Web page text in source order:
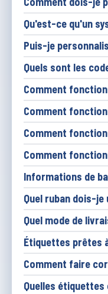
Qu'est-ce qu'un
Puis-je
Quels sont les
Comment
Comment
Comment
Comment
Informations de
Quel ruban dois-
Quel mode de
Étiquettes prêtes
Comment faire
Quelles